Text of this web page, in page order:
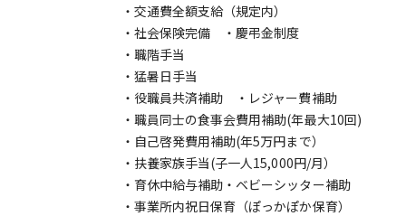
・交通費全額支給（規定内）
・社会保険完備 ・慶弔金制度
・職階手当
・猛暑日手当
・役職員共済補助 ・レジャー費補助
・職員同士の食事会費用補助(年最大10回)
・自己啓発費用補助(年5万円まで）
・扶養家族手当(子一人15,000円/月）
・育休中給与補助・ベビーシッター補助
・事業所内祝日保育（ぽっかぽか保育）